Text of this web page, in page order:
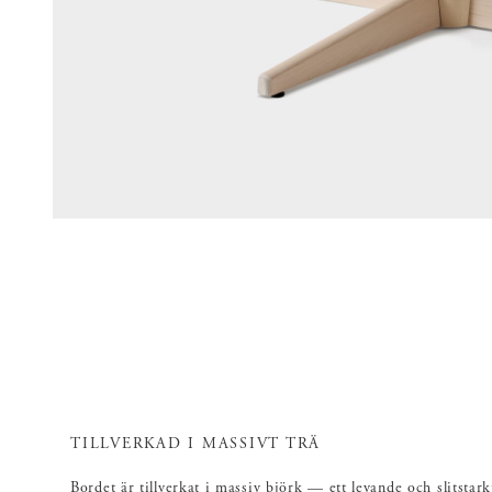
TILLVERKAD I MASSIVT TRÄ
Bordet är tillverkat i massiv björk — ett levande och